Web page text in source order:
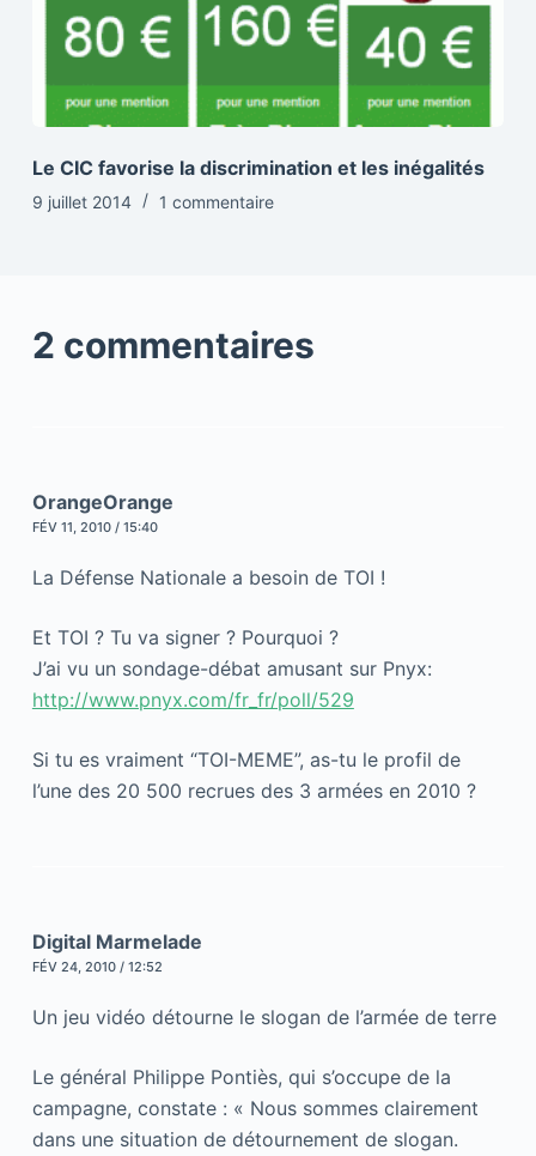
Le CIC favorise la discrimination et les inégalités
9 juillet 2014 1 commentaire
2 commentaires
OrangeOrange
FÉV 11, 2010 / 15:40
La Défense Nationale a besoin de TOI !
Et TOI ? Tu va signer ? Pourquoi ?
J’ai vu un sondage-débat amusant sur Pnyx:
http://www.pnyx.com/fr_fr/poll/529
Si tu es vraiment “TOI-MEME”, as-tu le profil de
l’une des 20 500 recrues des 3 armées en 2010 ?
Digital Marmelade
FÉV 24, 2010 / 12:52
Un jeu vidéo détourne le slogan de l’armée de terre
Le général Philippe Pontiès, qui s’occupe de la
campagne, constate : « Nous sommes clairement
dans une situation de détournement de slogan.